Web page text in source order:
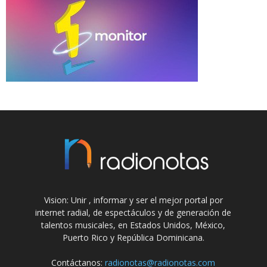
Vision: Unir , informar y ser el mejor portal por
internet radial, de espectáculos y de generación de
talentos musicales, en Estados Unidos, México,
Puerto Rico y República Dominicana.
Contáctanos:radionotas@radionotas.com